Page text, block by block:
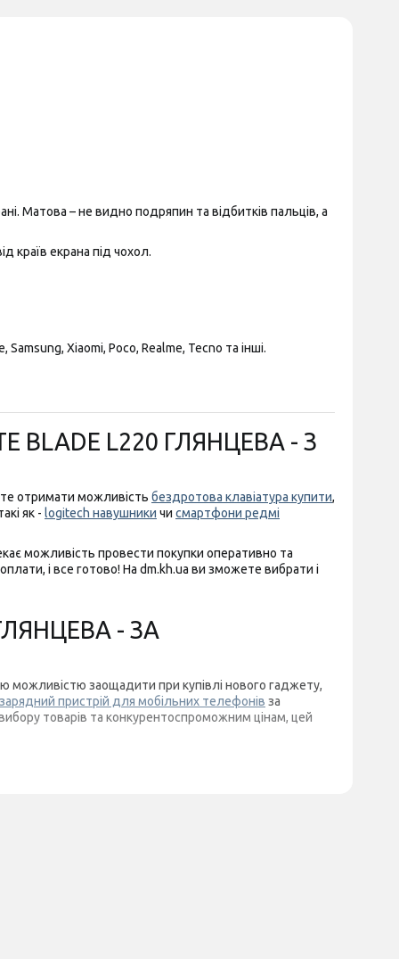
Матова – не видно подряпин та відбитків пальців, а
країв екрана під чохол.
Xiaomi, Poco, Realme, Tecno та інші.
BLADE L220 ГЛЯНЦЕВА - З
отримати можливість бездротова клавіатура купити,
як - logitech навушники чи смартфони редмі
можливість провести покупки оперативно та
і все готово! На dm.kh.ua ви зможете вибрати і
- ЗА
можливістю заощадити при купівлі нового гаджету,
зарядний пристрій для мобільних телефонів за
товарів та конкурентоспроможним цінам, цей